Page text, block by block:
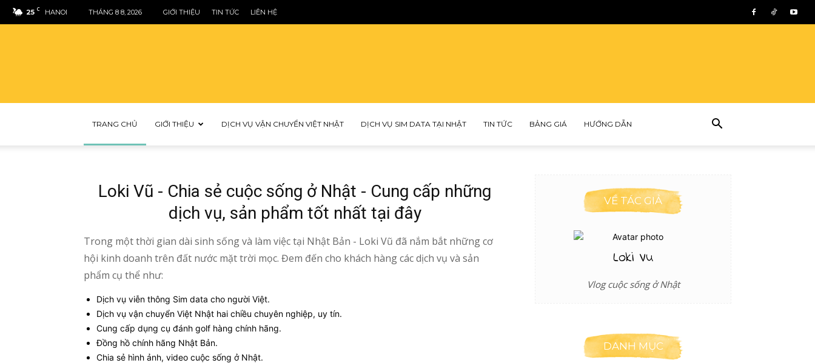
25 C HANOI THÁNG 8 8, 2026 GIỚI THIỆU TIN TỨC LIÊN HỆ
Loki
–
TRANG CHỦ GIỚI THIỆU DỊCH VỤ VẬN CHUYỂN VIỆT NHẬT DỊCH VỤ SIM DATA TẠI NHẬT TIN TỨC BẢNG GIÁ HƯỚNG DẪN
Loki Vũ - Chia sẻ cuộc sống ở Nhật - Cung cấp những
dịch vụ, sản phẩm tốt nhất tại đây
Trong một thời gian dài sinh sống và làm việc tại Nhật Bản - Loki Vũ đã nắm bắt những cơ
hội kinh doanh trên đất nước mặt trời mọc. Đem đến cho khách hàng các dịch vụ và sản
phẩm cụ thể như:
Dịch vụ viễn thông Sim data cho người Việt.
Dịch vụ vận chuyển Việt Nhật hai chiều chuyên nghiệp, uy tín.
Cung cấp dụng cụ đánh golf hàng chính hãng.
Đồng hồ chính hãng Nhật Bản.
Chia sẻ hình ảnh, video cuộc sống ở Nhật.
VỀ TÁC GIẢ
Loki Vu
Vlog cuộc sống ở Nhật
DANH MỤC